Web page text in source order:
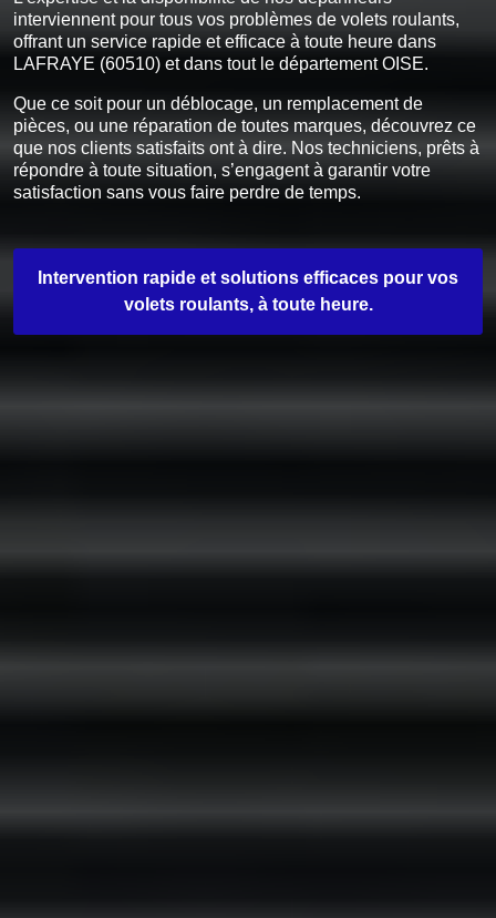
interviennent pour tous vos problèmes de volets roulants,
offrant un service rapide et efficace à toute heure dans
LAFRAYE (60510) et dans tout le département OISE.
Que ce soit pour un déblocage, un remplacement de
pièces, ou une réparation de toutes marques, découvrez ce
que nos clients satisfaits ont à dire. Nos techniciens, prêts à
répondre à toute situation, s’engagent à garantir votre
satisfaction sans vous faire perdre de temps.
Intervention rapide et solutions efficaces pour vos
volets roulants, à toute heure.